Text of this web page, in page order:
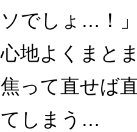
ソでしょ…！
心地よくまと
焦って直せば
てしまう…